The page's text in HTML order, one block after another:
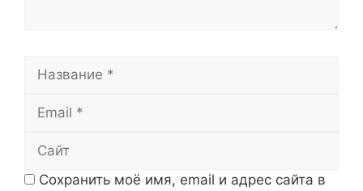
Название
Email
Сайт
Сохранить моё имя, email и адрес сайта в